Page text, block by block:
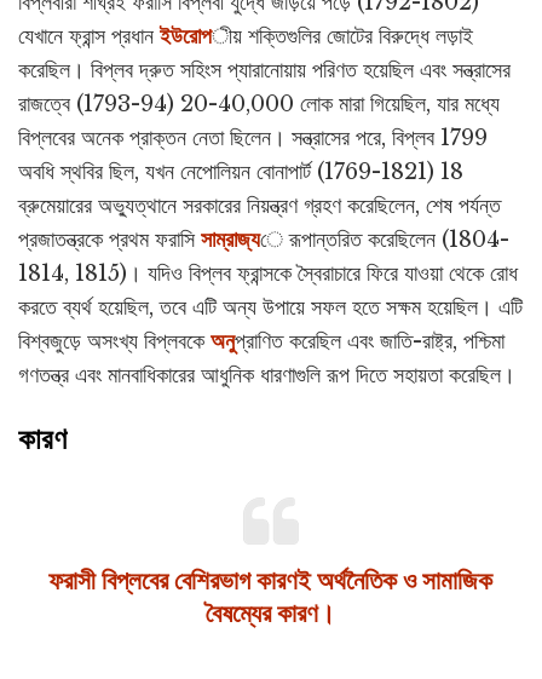
যেখানে ফ্রান্স প্রধানইউরোপীয় শক্তিগুলির জোটের বিরুদ্ধে লড়াই
করেছিল। বিপ্লব দ্রুত সহিংস প্যারানোয়ায় পরিণত হয়েছিল এবং সন্ত্রাসের
রাজত্বে (1793-94) 20-40,000 লোক মারা গিয়েছিল, যার মধ্যে
বিপ্লবের অনেক প্রাক্তন নেতা ছিলেন। সন্ত্রাসের পরে, বিপ্লব 1799
অবধি স্থবির ছিল, যখন নেপোলিয়ন বোনাপার্ট (1769-1821) 18
ব্রুমেয়ারের অভ্যুত্থানে সরকারের নিয়ন্ত্রণ গ্রহণ করেছিলেন, শেষ পর্যন্ত
প্রজাতন্ত্রকে প্রথম ফরাসিসাম্রাজ্যে রূপান্তরিত করেছিলেন (1804-
1814, 1815)। যদিও বিপ্লব ফ্রান্সকে স্বৈরাচারে ফিরে যাওয়া থেকে রোধ
করতে ব্যর্থ হয়েছিল, তবে এটি অন্য উপায়ে সফল হতে সক্ষম হয়েছিল। এটি
বিশ্বজুড়ে অসংখ্য বিপ্লবকেঅনুপ্রাণিত করেছিল এবং জাতি-রাষ্ট্র, পশ্চিমা
গণতন্ত্র এবং মানবাধিকারের আধুনিক ধারণাগুলি রূপ দিতে সহায়তা করেছিল।
কারণ
ফরাসী বিপ্লবের বেশিরভাগ কারণই অর্থনৈতিক ও সামাজিক
বৈষম্যের কারণ।